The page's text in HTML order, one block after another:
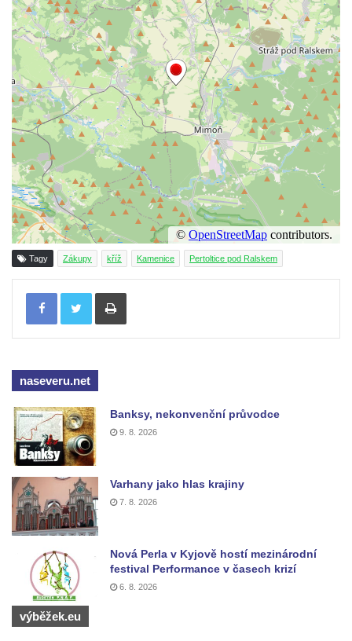
Hradčanech a Palackého v Roudnici nad
Labem
Kříž v centru Liběšic
Kříž na návsi v Chouči
Boží muka na rozcestí východně od Chouče
Kříž na návsi v Lužici
Kříž na návsi v Dobrčicích
Kříž u domu čp. 3 v Chrámcích
Kříž u polní cesty severozápadně od Kozel
Údajný kříž na návsi v Kozlech
Centrální kříž hřbitova v Kozlech
Kříž východně od Oparna u cesty na Lovoš
Pamětní kříž na Lovoši
Kříž jižně od Prysku
Boží muka svatého Floriána v Mezné
Neugebauerův kříž východně od Sloupu v
Čechách
Kříž u kostela Zvěstování Panny Marie v
Duchcově
Údajný kříž před kostelem svatých Petra a
Kříž na návsi v Jeníkově
Kříž na křižovatce v Teplické ulici v Lahošti
Kříž U Pěti lip na pastvině severovýchodně
Tagy Zákupy kříž Kamenice Pertoltice pod Ralskem
Tisknout
naseveru.net
Banksy, nekonvenční průvodce
9. 8. 2026
Varhany jako hlas krajiny
7. 8. 2026
Nová Perla v Kyjově hostí mezinárodní
festival Performance v časech krizí
6. 8. 2026
výběžek.eu